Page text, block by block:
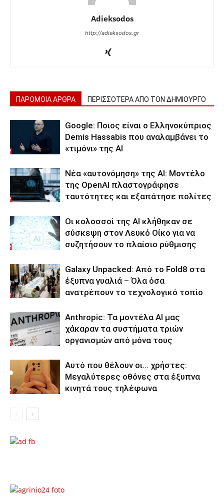
Adieksodos
http://adieksodos.gr
ΠΑΡΟΜΟΙΑ ΑΡΘΡΑ ΠΕΡΙΣΣΟΤΕΡΑ ΑΠΟ ΤΟΝ ΔΗΜΙΟΥΡΓΟ
Google: Ποιος είναι ο Ελληνοκύπριος
Demis Hassabis που αναλαμβάνει το
«τιμόνι» της ΑΙ
Νέα «αυτονόμηση» της AI: Μοντέλο
της OpenAI πλαστογράφησε
ταυτότητες και εξαπάτησε πολίτες
Οι κολοσσοί της ΑΙ κλήθηκαν σε
σύσκεψη στον Λευκό Οίκο για να
συζητήσουν το πλαίσιο ρύθμισης
Galaxy Unpacked: Από το Fold8 στα
έξυπνα γυαλιά – Όλα όσα
ανατρέπουν το τεχνολογικό τοπίο
Anthropic: Τα μοντέλα AI μας
χάκαραν τα συστήματα τριών
οργανισμών από μόνα τους
Αυτό που θέλουν οι… χρήστες:
Μεγαλύτερες οθόνες στα έξυπνα
κινητά τους τηλέφωνα